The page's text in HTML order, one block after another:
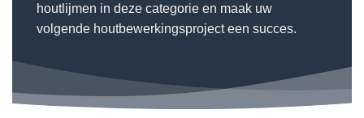
houtlijmen in deze categorie en maak uw
volgende houtbewerkingsproject een succes.